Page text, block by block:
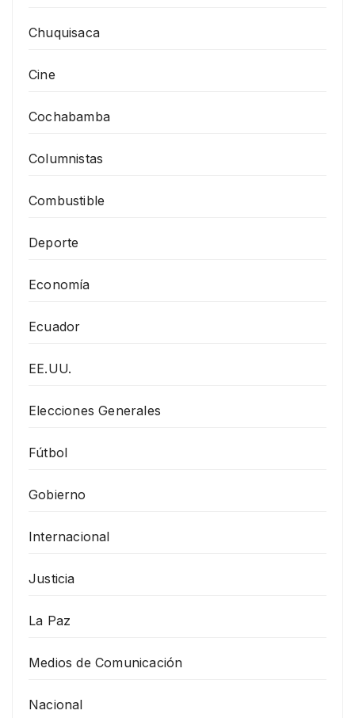
Chuquisaca
Cine
Cochabamba
Columnistas
Combustible
Deporte
Economía
Ecuador
EE.UU.
Elecciones Generales
Fútbol
Gobierno
Internacional
Justicia
La Paz
Medios de Comunicación
Nacional